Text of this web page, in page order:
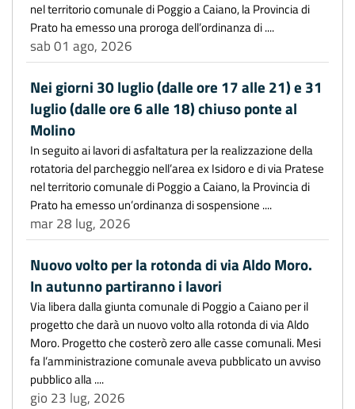
nel territorio comunale di Poggio a Caiano, la Provincia di
Prato ha emesso una proroga dell’ordinanza di ....
sab 01 ago, 2026
Nei giorni 30 luglio (dalle ore 17 alle 21) e 31
luglio (dalle ore 6 alle 18) chiuso ponte al
Molino
In seguito ai lavori di asfaltatura per la realizzazione della
rotatoria del parcheggio nell’area ex Isidoro e di via Pratese
nel territorio comunale di Poggio a Caiano, la Provincia di
Prato ha emesso un’ordinanza di sospensione ....
mar 28 lug, 2026
Nuovo volto per la rotonda di via Aldo Moro.
In autunno partiranno i lavori
Via libera dalla giunta comunale di Poggio a Caiano per il
progetto che darà un nuovo volto alla rotonda di via Aldo
Moro. Progetto che costerò zero alle casse comunali. Mesi
fa l’amministrazione comunale aveva pubblicato un avviso
pubblico alla ....
gio 23 lug, 2026